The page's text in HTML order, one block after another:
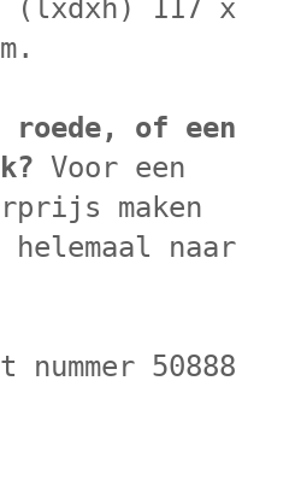
(lxdxh) 117 x
roede, of een
Voor een
maken
naar
50888